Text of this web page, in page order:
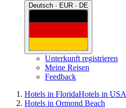
Deutsch · EUR · DE
Unterkunft registrieren
Meine Reisen
Feedback
Hotels in FloridaHotels in USA
Hotels in Ormond Beach